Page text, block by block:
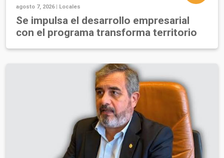
agosto 7, 2026 | Locales
Se impulsa el desarrollo empresarial
con el programa transforma territorio